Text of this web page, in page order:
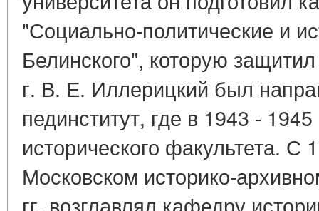
"Социально-политические и
Белинского", которую
г. В. Е. Иллерицкий был
пединститут, где в 1943 -
исторического факультета. С
Московском историко-